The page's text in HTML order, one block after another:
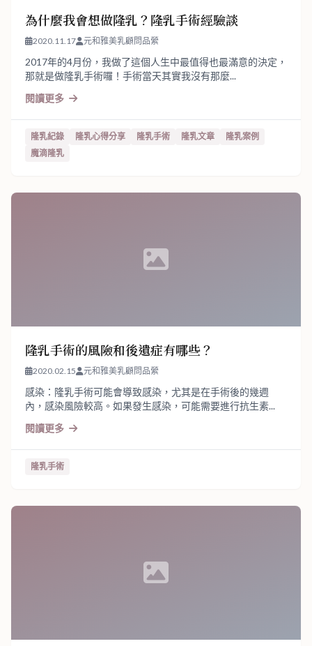
為什麼我會想做隆乳？隆乳手術經驗談
2020.11.17 元和雅美乳顧問品縈
2017年的4月份，我做了這個人生中最值得也最滿意的決定，
那就是做隆乳手術囉！手術當天其實我沒有那麼...
閱讀更多
隆乳紀錄 隆乳心得分享 隆乳手術 隆乳文章
隆乳案例
魔滴隆乳
隆乳手術的風險和後遺症有哪些？
2020.02.15 元和雅美乳顧問品縈
感染：隆乳手術可能會導致感染，尤其是在手術後的幾週
內，感染風險較高。如果發生感染，可能需要進行抗生素...
閱讀更多
隆乳手術